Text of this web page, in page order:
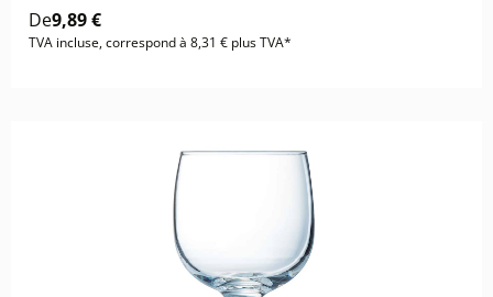
De9,89 €
TVA incluse, correspond à 8,31 € plus TVA*